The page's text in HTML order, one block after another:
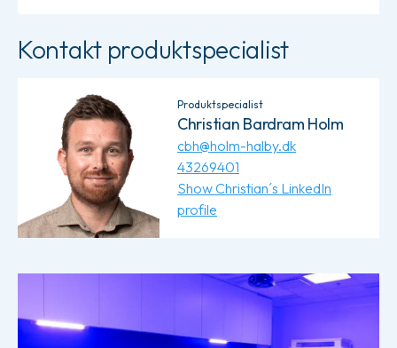
Kontakt produktspecialist
Produktspecialist
Christian Bardram Holm
cbh@holm-halby.dk
43269401
Show Christian´s LinkedIn
profile
Læs mere om Spectral Blue by LED Tailor